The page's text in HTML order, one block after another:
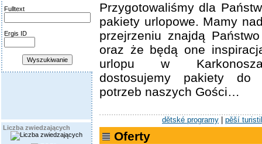
Fulltext
Ergis ID
Liczba zwiedzających
Przygotowaliśmy dla
pakiety urlopowe. Mamy
przejrzeniu znajdą
oraz że będą one
urlopu w
dostosujemy pakiety do
potrzeb naszych Gości…
dětské programy pěší
Oferty